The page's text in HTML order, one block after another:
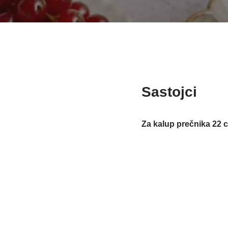
Sastojci
Za kalup prečnika 22